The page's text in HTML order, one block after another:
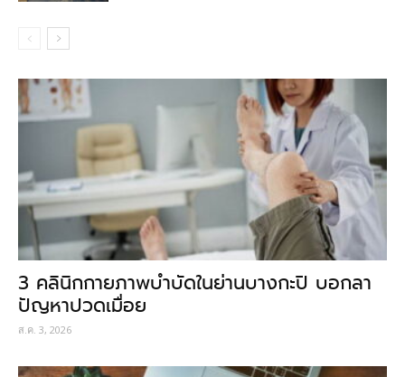
3 คลินิกกายภาพบำบัดในย่านบางกะปิ บอกลา
ปัญหาปวดเมื่อย
ส.ค. 3, 2026